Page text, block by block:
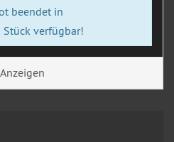
beendet in
Stück verfügbar!
Anzeigen